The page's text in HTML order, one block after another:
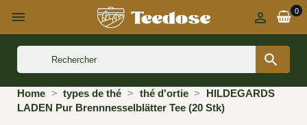
 0


Home types de thé thé d'ortie
HILDEGARDS
LADEN Pur Brennnesselblätter Tee (20 Stk)